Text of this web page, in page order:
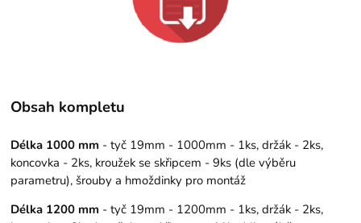
Obsah kompletu
Délka 1000 mm - tyč 19mm - 1000mm - 1ks, držák - 2ks,
koncovka - 2ks, kroužek se skřipcem - 9ks (dle výběru
parametru), šrouby a hmoždinky pro montáž
Délka 1200 mm - tyč 19mm - 1200mm - 1ks, držák - 2ks,